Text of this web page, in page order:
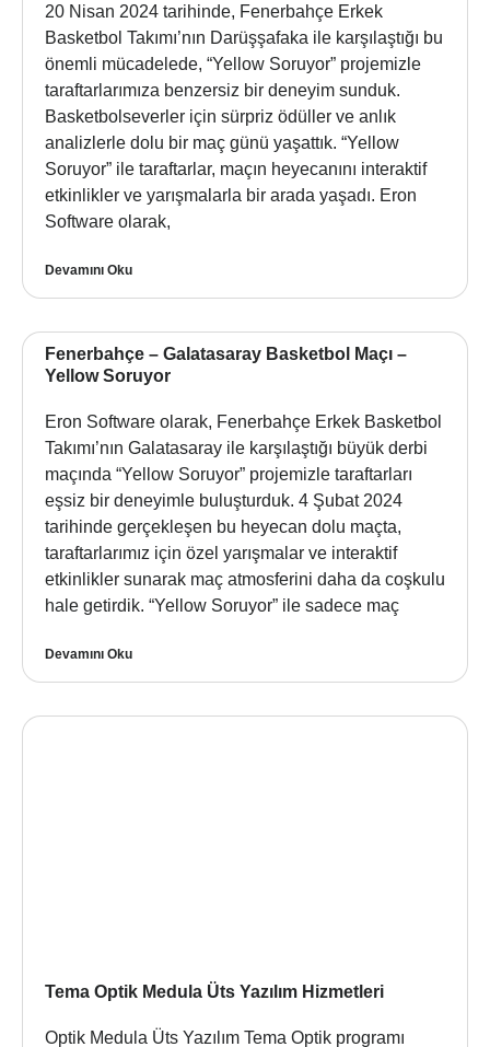
20 Nisan 2024 tarihinde, Fenerbahçe Erkek
Basketbol Takımı’nın Darüşşafaka ile karşılaştığı bu
önemli mücadelede, “Yellow Soruyor” projemizle
taraftarlarımıza benzersiz bir deneyim sunduk.
Basketbolseverler için sürpriz ödüller ve anlık
analizlerle dolu bir maç günü yaşattık. “Yellow
Soruyor” ile taraftarlar, maçın heyecanını interaktif
etkinlikler ve yarışmalarla bir arada yaşadı. Eron
Software olarak,
Devamını Oku
Fenerbahçe – Galatasaray Basketbol Maçı –
Yellow Soruyor
Eron Software olarak, Fenerbahçe Erkek Basketbol
Takımı’nın Galatasaray ile karşılaştığı büyük derbi
maçında “Yellow Soruyor” projemizle taraftarları
eşsiz bir deneyimle buluşturduk. 4 Şubat 2024
tarihinde gerçekleşen bu heyecan dolu maçta,
taraftarlarımız için özel yarışmalar ve interaktif
etkinlikler sunarak maç atmosferini daha da coşkulu
hale getirdik. “Yellow Soruyor” ile sadece maç
Devamını Oku
Tema Optik Medula Üts Yazılım Hizmetleri
Optik Medula Üts Yazılım Tema Optik programı